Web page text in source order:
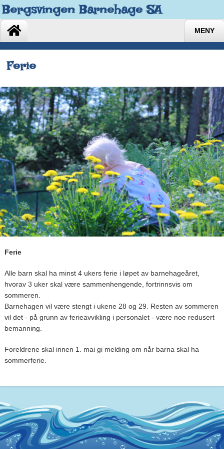
Bergsvingen Barnehage SA
MENY
Ferie
Ferie
Alle barn skal ha minst 4 ukers ferie i løpet av barnehageåret,
hvorav 3 uker skal være sammenhengende, fortrinnsvis om
sommeren.
Barnehagen vil være stengt i ukene 28 og 29. Resten av sommeren
vil det - på grunn av ferieavvikling i personalet - være noe redusert
bemanning.
Foreldrene skal innen 1. mai gi melding om når barna skal ha
sommerferie.